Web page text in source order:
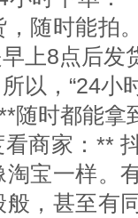
随时能拍
上8点后发
以，“24小
随时都能拿
商家：**
宝一样。
，甚至有